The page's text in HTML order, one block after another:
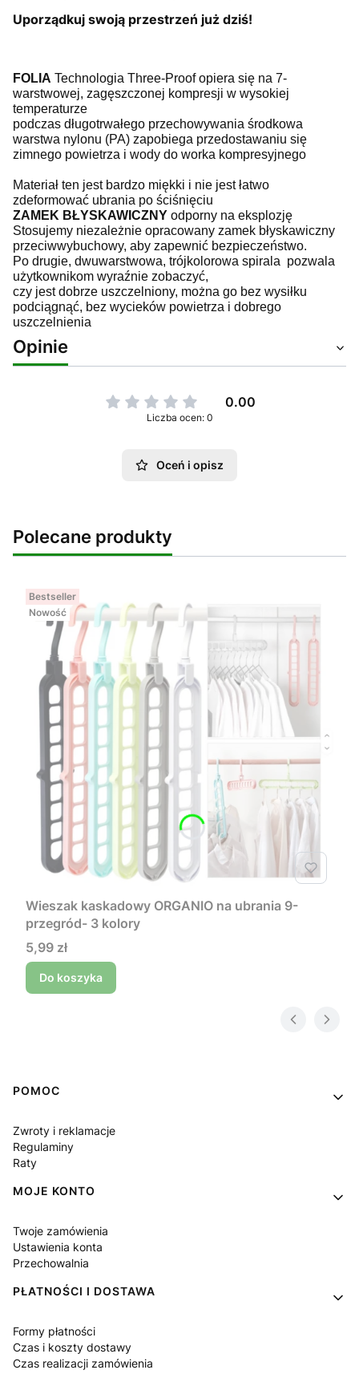
Uporządkuj swoją przestrzeń już dziś!
FOLIA Technologia Three-Proof opiera się na 7-
warstwowej, zagęszczonej kompresji w wysokiej
temperaturze
podczas długotrwałego przechowywania środkowa
warstwa nylonu (PA) zapobiega przedostawaniu się
zimnego powietrza i wody do worka kompresyjnego
Materiał ten jest bardzo miękki i nie jest łatwo
zdeformować ubrania po ściśnięciu
ZAMEK BŁYSKAWICZNY odporny na eksplozję
Stosujemy niezależnie opracowany zamek błyskawiczny
przeciwwybuchowy, aby zapewnić bezpieczeństwo.
Po drugie, dwuwarstwowa, trójkolorowa spirala  pozwala
użytkownikom wyraźnie zobaczyć,
czy jest dobrze uszczelniony, można go bez wysiłku
podciągnąć, bez wycieków powietrza i dobrego
uszczelnienia
Opinie
0.00
Liczba ocen: 0
Oceń i opisz
Polecane produkty
Bestseller
Nowość
Wieszak kaskadowy ORGANIO na ubrania 9-
przegród- 3 kolory
Cena
5,99 zł
Do koszyka
Linki w stopce
POMOC
Zwroty i reklamacje
Regulaminy
Raty
MOJE KONTO
Twoje zamówienia
Ustawienia konta
Przechowalnia
PŁATNOŚCI I DOSTAWA
Formy płatności
Czas i koszty dostawy
Czas realizacji zamówienia